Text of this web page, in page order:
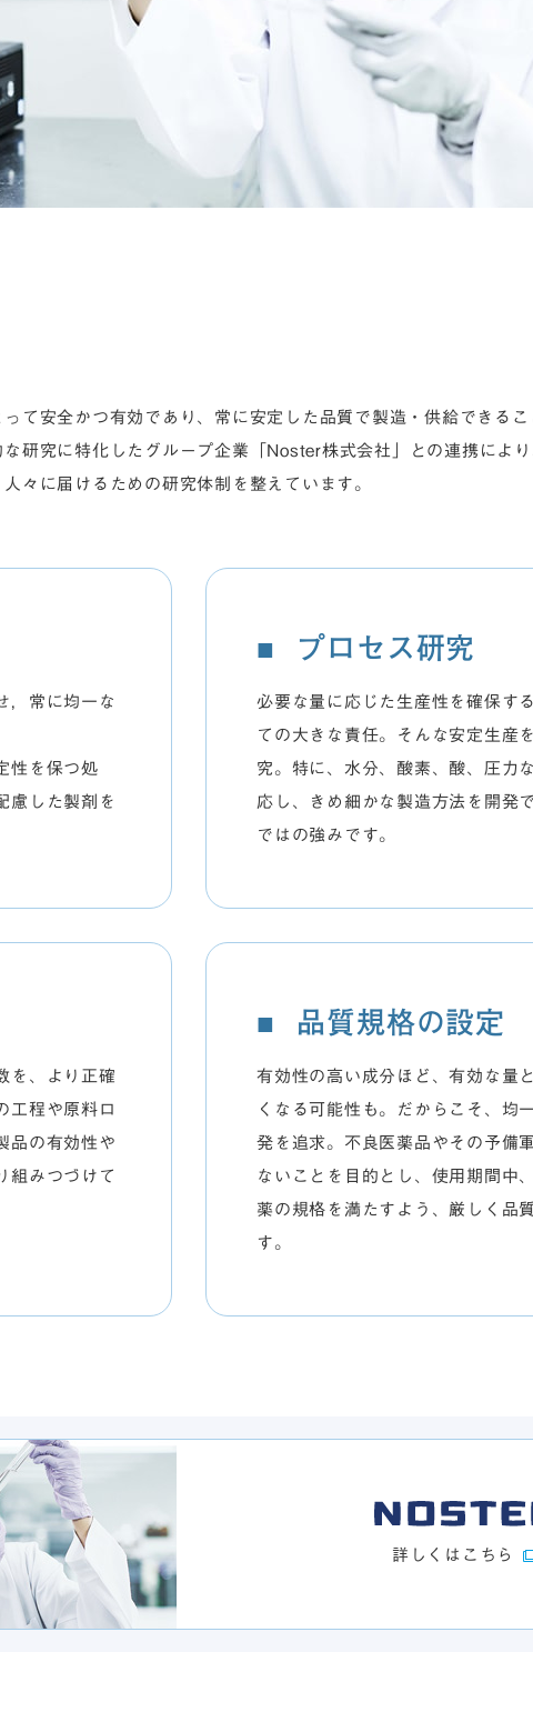
て安全かつ有効であり、常に安定した品質で製造・供給できる
研究に特化したグループ企業「Noster株式会社」との連携によ
々に届けるための研究体制を整えています。
，常に均一な
性を保つ処
慮した製剤を
プロセス研究
必要な量に応じた生産性を確保す
ての大きな責任。そんな安定生産
究。特に、水分、酸素、酸、圧力
応し、きめ細かな製造方法を開発
ではの強みです。
を、より正確
工程や原料ロ
品の有効性や
組みつづけて
品質規格の設定
有効性の高い成分ほど、有効な量
くなる可能性も。だからこそ、均
発を追求。不良医薬品やその予備
ないことを目的とし、使用期間中
薬の規格を満たすよう、厳しく品
す。
詳しくはこちら